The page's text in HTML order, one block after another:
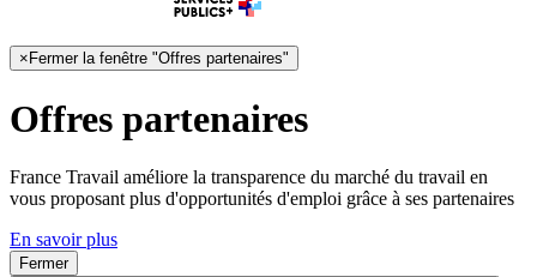
× Fermer la fenêtre "Offres partenaires"
Offres partenaires
France Travail améliore la transparence du marché du travail en
vous proposant plus d'opportunités d'emploi grâce à ses partenaires
En savoir plus
Fermer